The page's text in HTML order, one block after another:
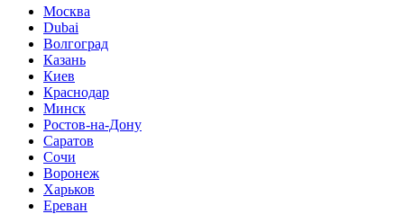
Москва
Dubai
Волгоград
Казань
Киев
Краснодар
Минск
Ростов-на-Дону
Саратов
Сочи
Воронеж
Харьков
Ереван